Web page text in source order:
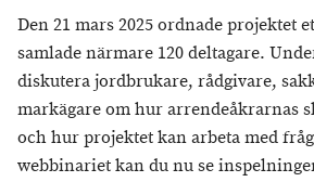
Den 21 mars 2025 ordnade projektet
samlade närmare 120 deltagare.
diskutera jordbrukare, rådgivare,
markägare om hur arrendeåkrarnas
och hur projektet kan arbeta med
webbinariet kan du nu se